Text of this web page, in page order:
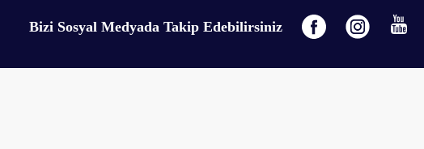
Yorum Yaz
Bizi Sosyal Medyada Takip Edebilirsiniz